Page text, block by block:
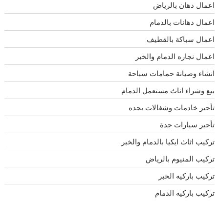
اعمال دهان بالرياض
اعمال دهانات بالدمام
اعمال سباكة بالقطيف
اعمال نجاره الدمام والخبر
انشاء وصيانة حمامات سباحة
بيع وشراء اثاث مستعمل الدمام
تأجير خادمات وشغالات بجده
تأجير سيارات جدة
تركيب اثاث ايكيا بالدمام والخبر
تركيب المنيوم بالرياض
تركيب باركيه الخبر
تركيب باركيه الدمام